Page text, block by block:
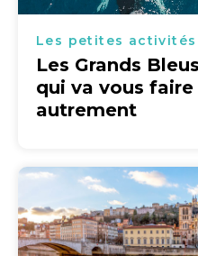
Les petites activités
Les Grands
qui va vous
autrement